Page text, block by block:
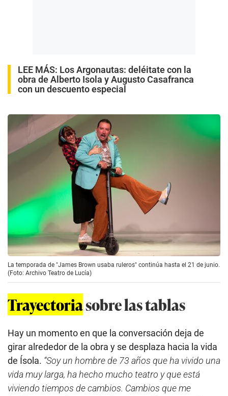
LEE MÁS: Los Argonautas: deléitate con la
obra de Alberto Isola y Augusto Casafranca
con un descuento especial
La temporada de "James Brown usaba ruleros" continúa hasta el 21 de junio.
(Foto: Archivo Teatro de Lucía)
Trayectoriasobre las tablas
Hay un momento en que la conversación deja de
girar alrededor de la obra y se desplaza hacia la vida
de Ísola. “Soy un hombre de 73 años que ha vivido una
vida muy larga, ha hecho mucho teatro y que está
viviendo tiempos de cambios. Cambios que me